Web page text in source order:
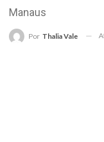
Manaus
Por Thalia Vale